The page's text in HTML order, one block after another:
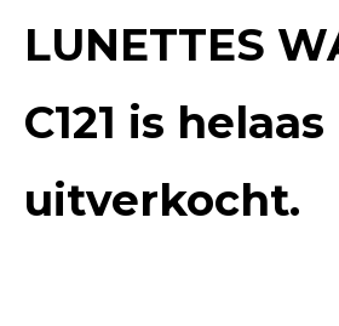
LUNETTES
C121 is helaas
uitverkocht.